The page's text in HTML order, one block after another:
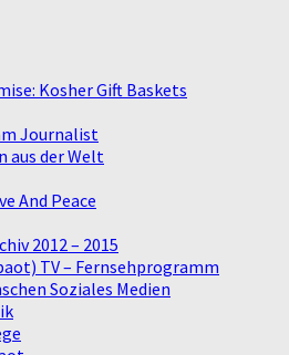
Kosher Gift Baskets
Journalist
aus der Welt
And Peace
2012 – 2015
TV – Fernsehprogramm
Soziales Medien